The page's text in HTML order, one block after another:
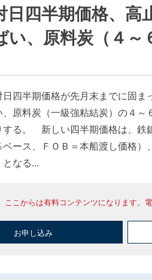
日四半期価格、高
い、原料炭（４～
四半期価格が先月末までに固ま
原料炭（一級強粘結炭）の４
する。 新しい四半期価格は、鉄
ベース、ＦＯＢ＝本船渡し価格）
なる...
ここからは有料コンテンツになります。
お申し込み